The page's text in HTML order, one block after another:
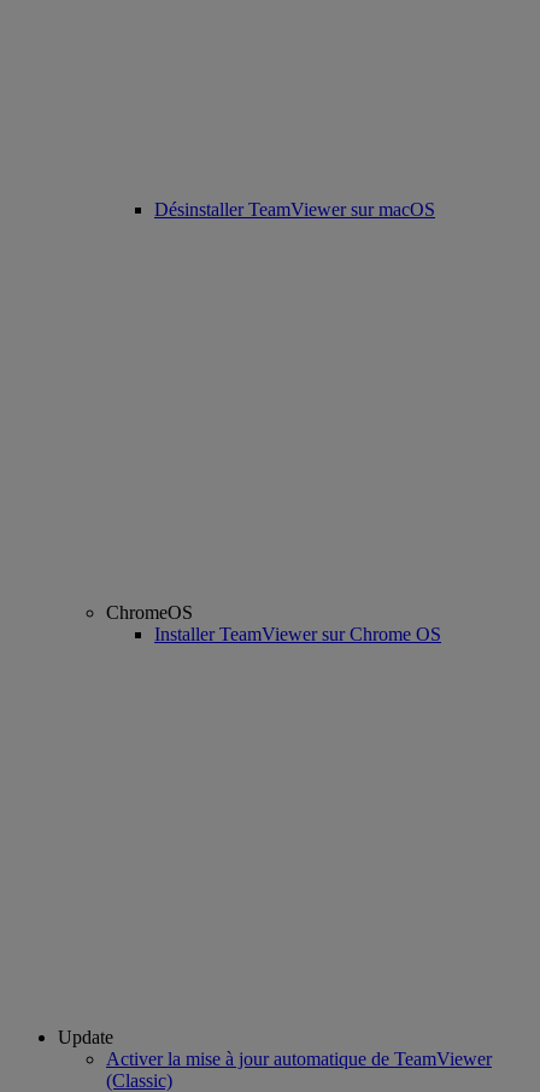
Désinstaller TeamViewer sur macOS
ChromeOS
Installer TeamViewer sur Chrome OS
Update
Activer la mise à jour automatique de TeamViewer
(Classic)